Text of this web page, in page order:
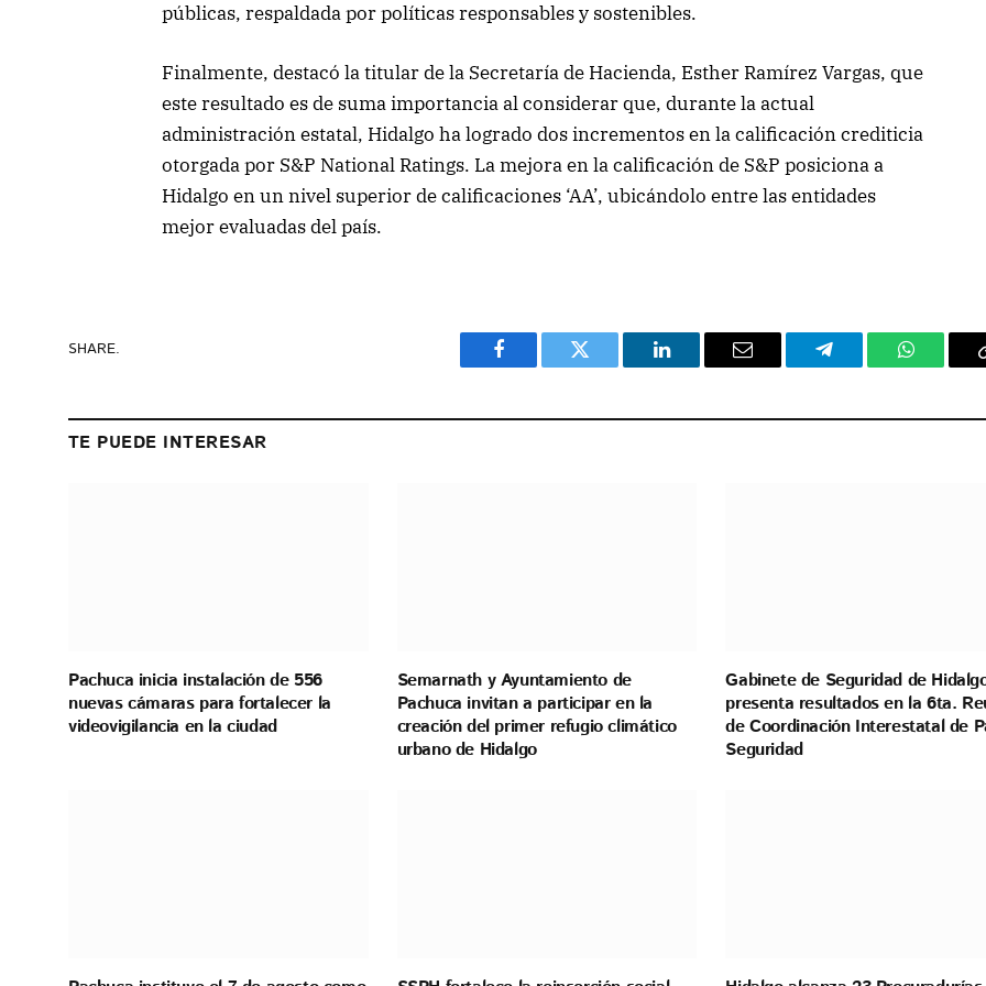
públicas, respaldada por políticas responsables y sostenibles.
Finalmente, destacó la titular de la Secretaría de Hacienda, Esther Ramírez Vargas, que
este resultado es de suma importancia al considerar que, durante la actual
administración estatal, Hidalgo ha logrado dos incrementos en la calificación crediticia
otorgada por S&P National Ratings. La mejora en la calificación de S&P posiciona a
Hidalgo en un nivel superior de calificaciones ‘AA’, ubicándolo entre las entidades
mejor evaluadas del país.
SHARE.
Facebook Twitter LinkedIn Email Telegram
TE PUEDE INTERESAR
Pachuca inicia instalación de 556
nuevas cámaras para fortalecer la
videovigilancia en la ciudad
Semarnath y Ayuntamiento de
Pachuca invitan a participar en la
creación del primer refugio climático
urbano de Hidalgo
Gabinete de Seguridad de
presenta resultados en la 6ta.
de Coordinación Interestatal de
Seguridad